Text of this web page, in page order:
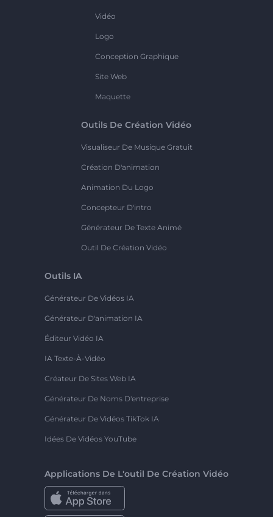
Vidéo
Logo
Conception Graphique
Site Web
Maquette
Outils De Création Vidéo
Visualiseur De Musique Gratuit
Création D'animation
Animation Du Logo
Concepteur D'intro
Générateur De Texte Animé
Outil De Création Vidéo
Outils IA
Générateur De Vidéos IA
Générateur D'animation IA
Éditeur Vidéo IA
IA Texte-À-Vidéo
Créateur De Sites Web IA
Générateur De Noms D'entreprise
Générateur De Vidéos TikTok IA
Idées De Vidéos YouTube
Applications De L'outil De Création Vidéo